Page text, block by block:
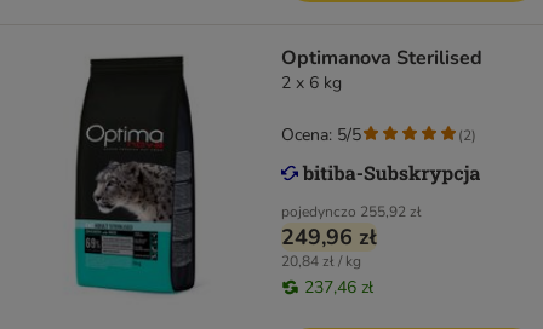
Optimanova Sterilised
2 x 6 kg
pojedynczo 255,92 zł
249,96 zł
20,84 zł / kg
237,46 zł
Ocena: 5/5 (2)